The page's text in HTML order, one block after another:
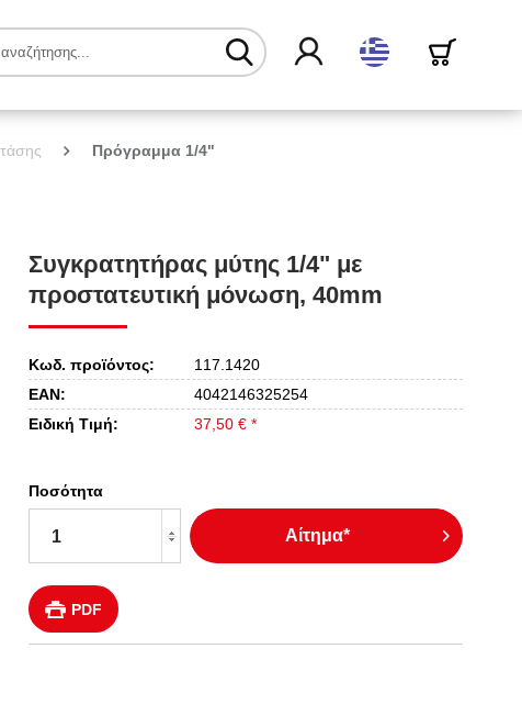
ελληνικά
Πρόγραμμα 1/4"
Συγκρατητήρας μύτης 1/4" με
προστατευτική μόνωση, 40mm
Κωδ. προϊόντος:
117.1420
EAN:
4042146325254
Ειδική Τιμή:
37,50 € *
Ποσότητα
Αίτημα*
PDF